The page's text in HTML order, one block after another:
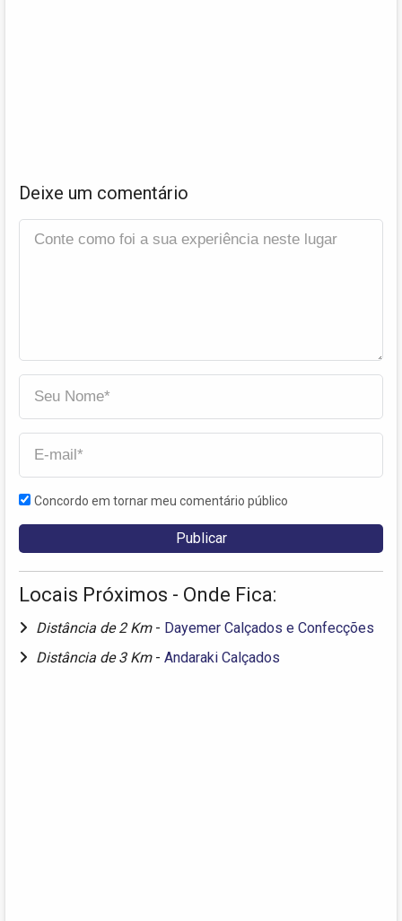
Deixe um comentário
Concordo em tornar meu comentário público
Locais Próximos - Onde Fica:
Distância de 2 Km - Dayemer Calçados e Confecções
Distância de 3 Km - Andaraki Calçados